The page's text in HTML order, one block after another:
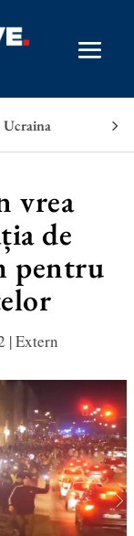
Ucraina
vrea
de
pentru
|Extern